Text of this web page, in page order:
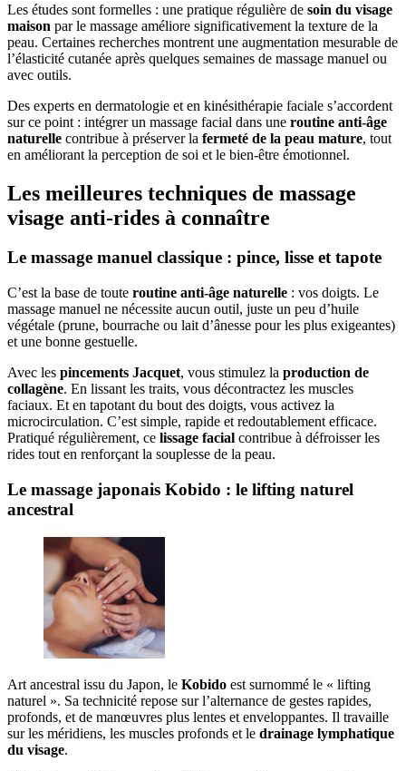
Les études sont formelles : une pratique régulière de soin du visage
maison par le massage améliore significativement la texture de la
peau. Certaines recherches montrent une augmentation mesurable de
l’élasticité cutanée après quelques semaines de massage manuel ou
avec outils.
Des experts en dermatologie et en kinésithérapie faciale s’accordent
sur ce point : intégrer un massage facial dans une routine anti-âge
naturelle contribue à préserver la fermeté de la peau mature, tout
en améliorant la perception de soi et le bien-être émotionnel.
Les meilleures techniques de massage
visage anti-rides à connaître
Le massage manuel classique : pince, lisse et tapote
C’est la base de toute routine anti-âge naturelle : vos doigts. Le
massage manuel ne nécessite aucun outil, juste un peu d’huile
végétale (prune, bourrache ou lait d’ânesse pour les plus exigeantes)
et une bonne gestuelle.
Avec les pincements Jacquet, vous stimulez la production de
collagène. En lissant les traits, vous décontractez les muscles
faciaux. Et en tapotant du bout des doigts, vous activez la
microcirculation. C’est simple, rapide et redoutablement efficace.
Pratiqué régulièrement, ce lissage facial contribue à défroisser les
rides tout en renforçant la souplesse de la peau.
Le massage japonais Kobido : le lifting naturel
ancestral
Art ancestral issu du Japon, le Kobido est surnommé le « lifting
naturel ». Sa technicité repose sur l’alternance de gestes rapides,
profonds, et de manœuvres plus lentes et enveloppantes. Il travaille
sur les méridiens, les muscles profonds et le drainage lymphatique
du visage.